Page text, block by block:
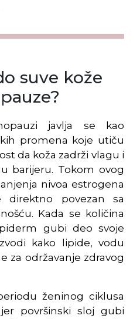
suve kože
javlja se kao
promena koje utiču
da koža zadrži vlagu i
barijeru. Tokom ovog
nivoa estrogena
povezan sa
Kada se količina
gubi deo svoje
kako lipide, vodu
za održavanje zdravog
ženinog ciklusa
površinski sloj gubi